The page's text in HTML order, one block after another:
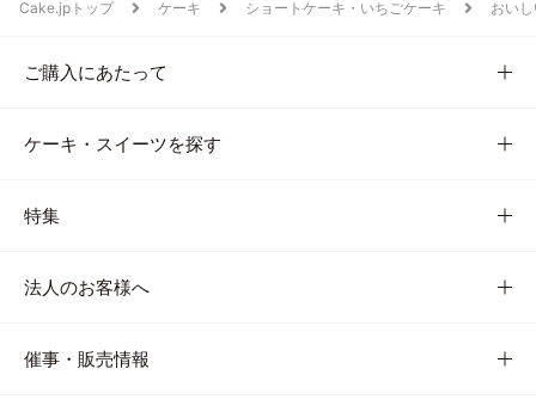
Cake.jpトップ ケーキ ショートケーキ・いちごケーキ おい
ご購入にあたって
ケーキ・スイーツを探す
特集
法人のお客様へ
催事・販売情報